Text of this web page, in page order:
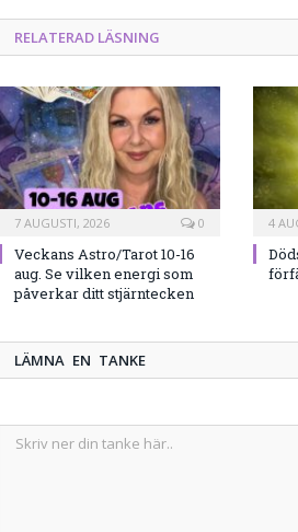
RELATERAD LÄSNING
7 AUGUSTI, 2026 0
Veckans Astro/Tarot 10-16
aug. Se vilken energi som
påverkar ditt stjärntecken
4
LÄMNA EN TANKE